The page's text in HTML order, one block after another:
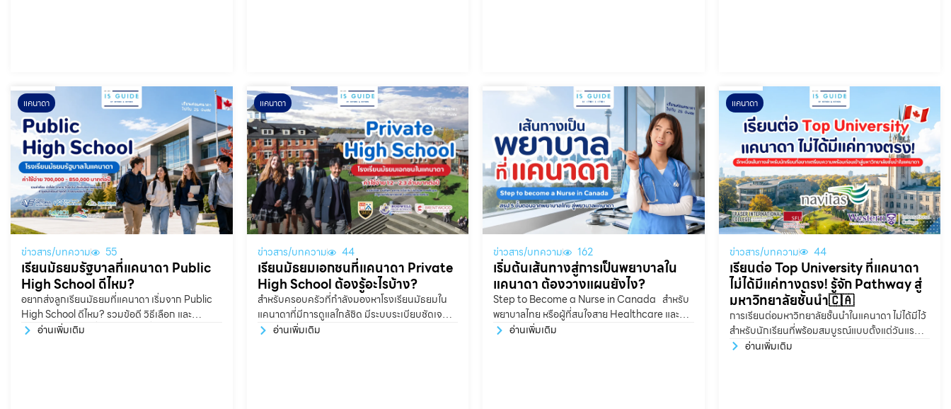
แคนาดา
ข่าวสาร/บทความ 55
เรียนมัธยมรัฐบาลที่แคนาดา Public
High School ดีไหม?
อยากส่งลูกเรียนมัธยมที่แคนาดา เริ่มจาก Public
High School ดีไหม? รวมข้อดี วิธีเลือก และ
โรงเรียนแนะนำ หนึ่งในตัวเลือกที่ได้รับความนิยม
อ่านเพิ่มเติม
แคนาดา
ข่าวสาร/บทความ 44
เรียนมัธยมเอกชนที่แคนาดา Private
High School ต้องรู้อะไรบ้าง?
สำหรับครอบครัวที่กำลังมองหาโรงเรียนมัธยมใน
แคนาดาที่มีการดูแลใกล้ชิด มีระบบระเบียบชัดเจน
และช่วยเตรียมความพร้อมให้นักเรียนอย่างจริงจัง
อ่านเพิ่มเติม
ข่าวสาร/บทความ 162
เริ่มต้นเส้นทางสู่การเป็นพยาบาลใน
แคนาดา ต้องวางแผนยังไง?
Step to Become a Nurse in Canada สำหรับ
พยาบาลไทย หรือผู้ที่สนใจสาย Healthcare และ
อยากต่อยอดไปทำงานเป็นพยาบาลในแคนาดา
อ่านเพิ่มเติม
แคนาดา
ข่าวสาร/บทความ 44
เรียนต่อ Top University ที่แคนาดา
ไม่ได้มีแค่ทางตรง! รู้จัก Pathway สู่
มหาวิทยาลัยชั้นนำ🇨🇦
การเรียนต่อมหาวิทยาลัยชั้นนำในแคนาดา ไม่ได้มีไว้
สำหรับนักเรียนที่พร้อมสมบูรณ์แบบตั้งแต่วันแรก
เท่านั้นหลายคนอาจคิดว่า ถ้าอยากเข้า Top
อ่านเพิ่มเติม